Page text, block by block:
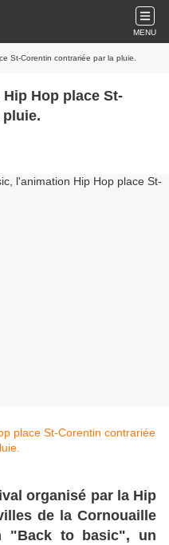
MENU
St-Corentin contrariée par la pluie.
Hop place St-
organisé par la Hip
de la Cornouaille
"Back to basic", un